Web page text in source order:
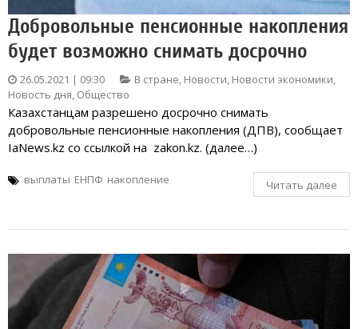
Добровольные пенсионные накопления
будет возможно снимать досрочно
26.05.2021 | 09:30 В стране, Новости, Новости экономики,
Новость дня, Общество
Казахстанцам разрешено досрочно снимать
добровольные пенсионные накопления (ДПВ), сообщает
IaNews.kz со ссылкой на zakon.kz. (далее…)
выплаты ЕНПФ накопление Читать далее